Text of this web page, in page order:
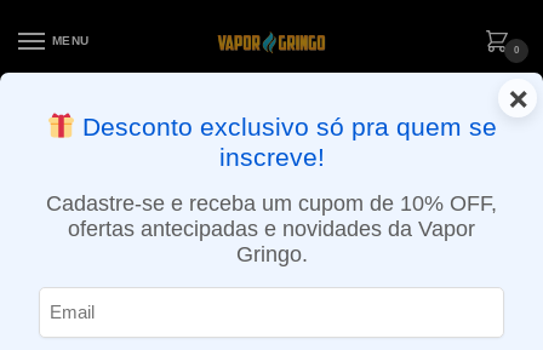
MENU
0
ENTREGA NO MESMO DIA EM SÃO PAULO (SEG A SEX): PEDIDOS
APROVADOS ATÉ 15:30 VIA MOTOBOY
×
Desconto exclusivo só pra quem se
inscreve!
Cadastre-se e receba um cupom de 10% OFF,
ofertas antecipadas e novidades da Vapor
Gringo.